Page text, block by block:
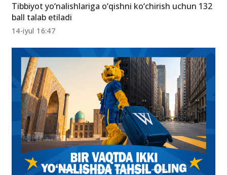
Tibbiyot yo‘nalishlariga o‘qishni ko‘chirish uchun 132
ball talab etiladi
14-iyul 16:47